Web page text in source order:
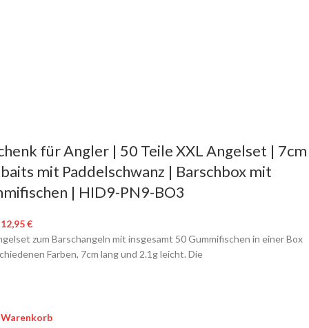
für Angler | 50 Teile XXL Angelset | 7cm
mit Paddelschwanz | Barschbox mit
| HID9-PN9-BO3
12,95€
zum Barschangeln mit insgesamt 50 Gummifischen in einer Box
Farben, 7cm lang und 2.1g leicht. Die